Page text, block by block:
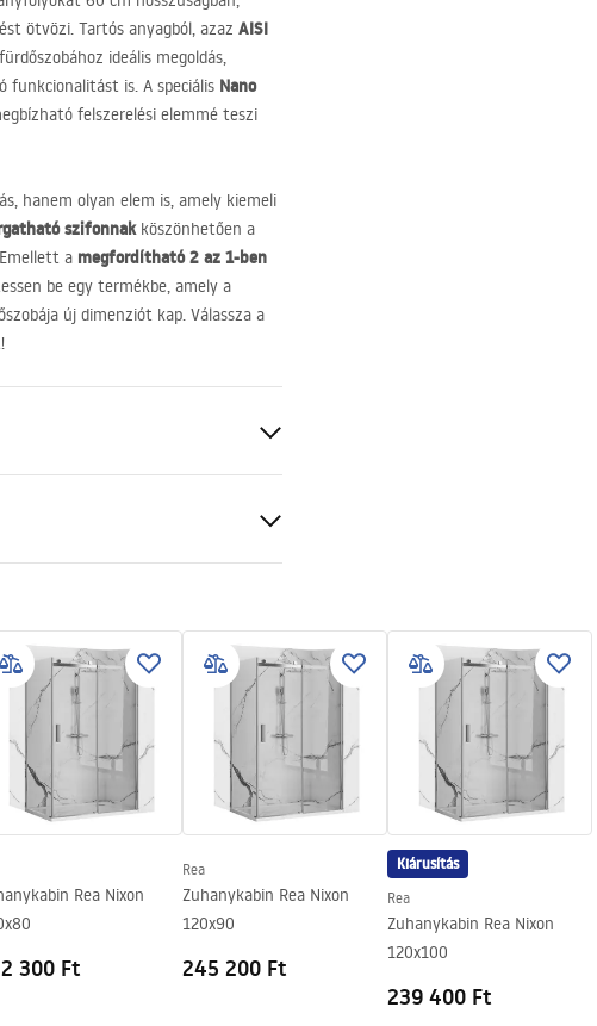
ötvözi. Tartós anyagból, azaz AISI
ideális megoldás,
funkcionalitást is. A speciális Nano
felszerelési elemmé teszi
hanem olyan elem is, amely kiemeli
szifonnakköszönhetően a
a megfordítható 2 az 1-ben
be egy termékbe, amely a
új dimenziót kap. Válassza a
acél
2 az 1-ben
az acélszerkezetre, 24 hónap az
Rea Nixon
300 Ft
Rea
Zuhanykabin Rea Nixon
120x90
245 200 Ft
Kiárusítás
Rea
Zuhanykabin Rea Nixon
120x100
239 400 Ft